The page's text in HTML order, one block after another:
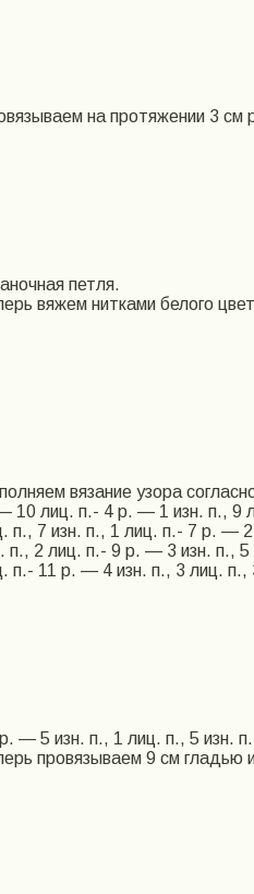
на протяжении 3 см
петля.
вяжем нитками белого
вязание узора
10 лиц. п.- 4 р. — 1 изн. п., 9
п., 7 изн. п., 1 лиц. п.- 7 р. —
п., 2 лиц. п.- 9 р. — 3 изн. п.,
п.- 11 р. — 4 изн. п., 3 лиц.
— 5 изн. п., 1 лиц. п., 5 изн. п.
провязываем 9 см гладью